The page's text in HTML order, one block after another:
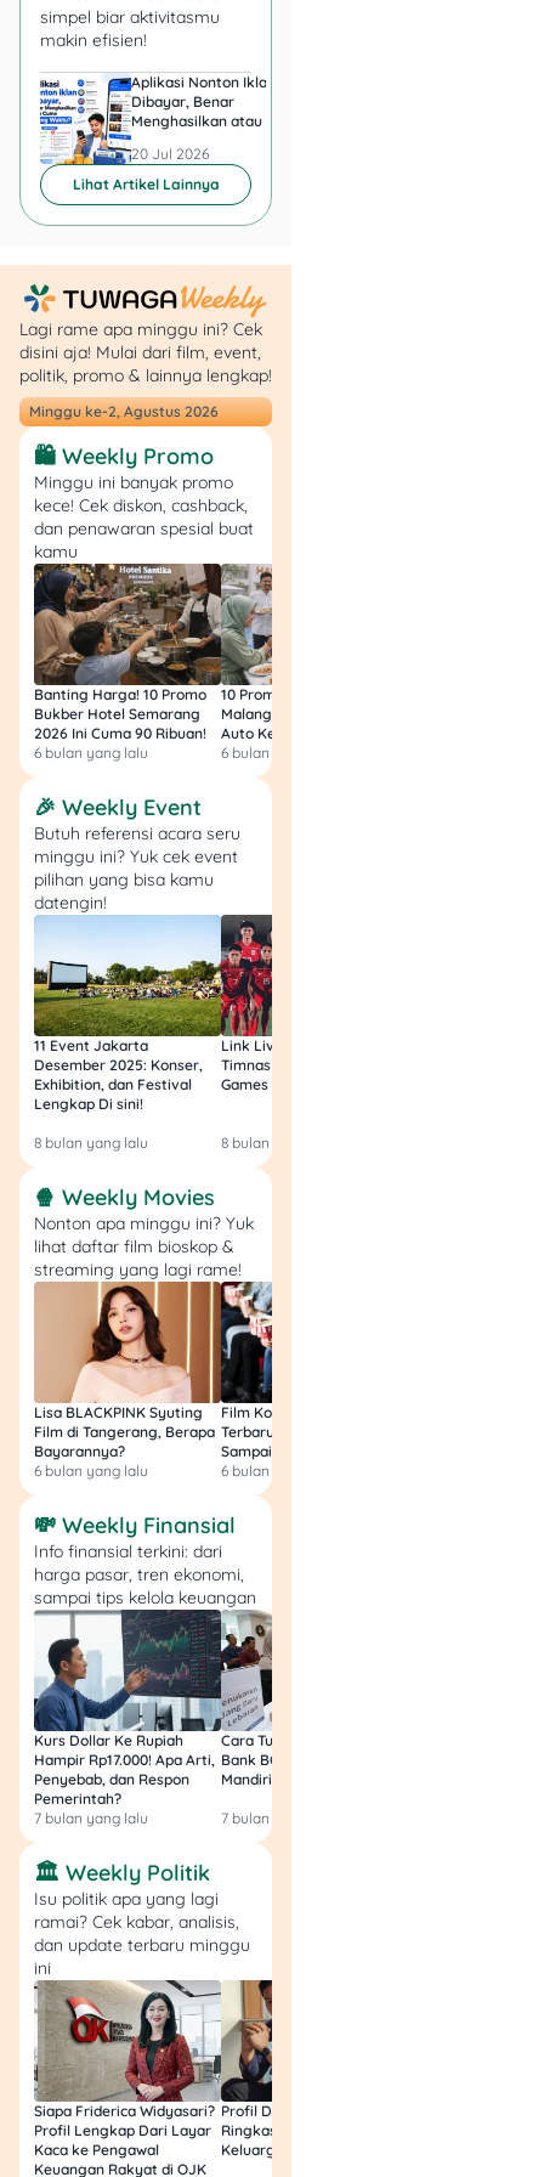
warahmah.
Bahwa setelah
menikah, Penggugat
dan Tergugat tinggal
di rumah kediaman
bersama di [alamat
rumah kediaman].
Bahwa dari
perkawinan tersebut
anak-anak bernama
[nama anak-anak].
Bahwa sejak awal
perkawinan, antara
Penggugat dan
Tergugat sering
terjadi perselisihan
dan pertengkaran
yang berkelanjutan.
[Jelaskan detail
misalnya masalah
ekonomi, kekerasan,
tidak ada
komunikasi, dll].
Bahwa perselisihan
dan pertengkaran
tersebut tidak dapat
diselesaikan melalui
keluarga, sehingga
tidak ada lagi
harapan untuk hidup
rukun dalam suatu
ikatan perkawinan.
PETITUM (Hal-Hal yang
Dituntut):
Mengabulkan
gugatan Penggugat
untuk seluruhnya.
satu ba’in sughraa
dari Tergugat
terhadap Penggugat.
Memerintahkan
Panitera Pengadilan
Agama untuk
mengirimkan salinan
putusan ke Kantor
Urusan Agama
tempat tinggal
Penggugat dan
Memutuskan tentang
penguasaan anak
dan nafkah anak
(jika ada anak).
Template Surat
Gugatan Cerai
Pengadilan Agama
Demak, ……………….
Kepada :
Yth. Ketua Pengadilan
Agama Demak
di
Demak
simpel biar aktivitasmu
makin efisien!
Aplikasi Nonton Iklan
Dibayar, Benar
Menghasilkan atau Cuma
20 Jul 2026
Lihat Artikel Lainnya
Lagi rame apa minggu ini? Cek
disini aja! Mulai dari film, event,
politik, promo & lainnya lengkap!
Minggu ke-2, Agustus 2026
🛍️ Weekly Promo
Minggu ini banyak promo
kece! Cek diskon, cashback,
dan penawaran spesial buat
kamu
Banting Harga! 10 Promo
Bukber Hotel Semarang
2026 Ini Cuma 90 Ribuan!
6 bulan yang lalu
10 Promo Bukber Hotel
Malang 2026: Start 75rb,
Auto Kenyang!
6 bulan yang lalu
🎉 Weekly Event
Butuh referensi acara seru
minggu ini? Yuk cek event
pilihan yang bisa kamu
datengin!
11 Event Jakarta
Desember 2025: Konser,
Exhibition, dan Festival
Lengkap Di sini!
8 bulan yang lalu
Link Live Streaming
Timnas vs Filipina SEA
Games Malam Ini, Gratis!
8 bulan yang lalu
🍿 Weekly Movies
Nonton apa minggu ini? Yuk
lihat daftar film bioskop &
streaming yang lagi rame!
Lisa BLACKPINK Syuting
Film di Tangerang, Berapa
Bayarannya?
6 bulan yang lalu
Film Komedi Indonesia
Terbaru 2026, Siap Ngakak
Sampai Sakit Perut!
6 bulan yang lalu
💸 Weekly Finansial
Info finansial terkini: dari
harga pasar, tren ekonomi,
sampai tips kelola keuangan
Kurs Dollar Ke Rupiah
Hampir Rp17.000! Apa Arti,
Penyebab, dan Respon
Pemerintah?
7 bulan yang lalu
Cara Tukar Uang Baru di
Bank BCA (Umum, BNI,
Mandiri, BRI, dan BSI) 2026!
7 bulan yang lalu
🏛️ Weekly Politik
Isu politik apa yang lagi
ramai? Cek kabar, analisis,
dan update terbaru minggu
ini
Siapa Friderica Widyasari?
Profil Lengkap Dari Layar
Kaca ke Pengawal
Keuangan Rakyat di OJK
Profil Darma Mangkuluhur:
Ringkas Latar Belakang
Keluarga dan Bisnisnya